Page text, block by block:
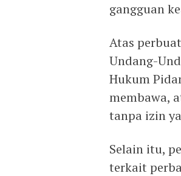
gangguan
Atas
Undang-
Hukum
membawa,
tanpa izin
Selain itu,
terkait